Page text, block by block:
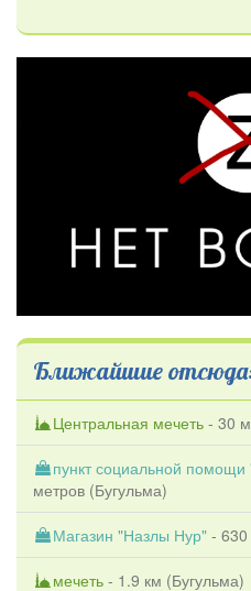
Ближайшие
Центральная мечеть - 30
пункт социальной
метров (Бугульма)
Магазин "Назлы Нур" -
мечеть - 1.9 км (Бугульма)